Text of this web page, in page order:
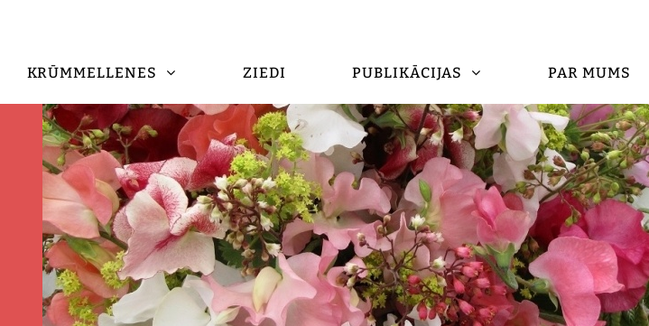
KRŪMMELLENES ZIEDI PUBLIKĀCIJAS PAR MUMS